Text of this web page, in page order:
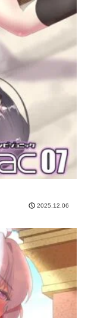
2025.12.06